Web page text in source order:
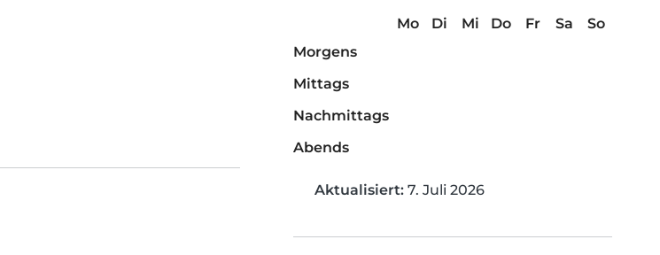
Mo Di Mi Do Fr Sa
So
Morgens
Mittags
Nachmittags
Abends
Aktualisiert: 7. Juli 2026